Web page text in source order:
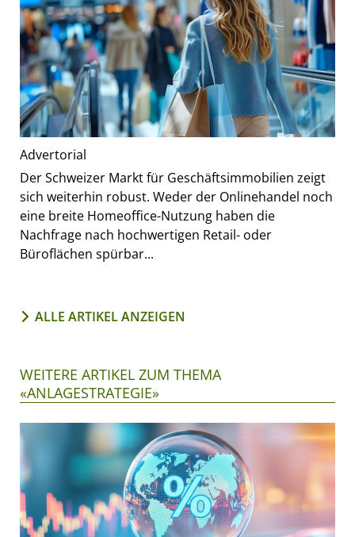
Advertorial
Der Schweizer Markt für Geschäftsimmobilien zeigt
sich weiterhin robust. Weder der Onlinehandel noch
eine breite Homeoffice-Nutzung haben die
Nachfrage nach hochwertigen Retail- oder
Büroflächen spürbar...
ALLE ARTIKEL ANZEIGEN
WEITERE ARTIKEL ZUM THEMA
«ANLAGESTRATEGIE»